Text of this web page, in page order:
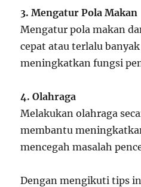
3. Mengatur Pola Makan
Mengatur pola makan
cepat atau terlalu
meningkatkan fungsi
4. Olahraga
Melakukan olahraga
membantu
mencegah masalah
Dengan mengikuti tips